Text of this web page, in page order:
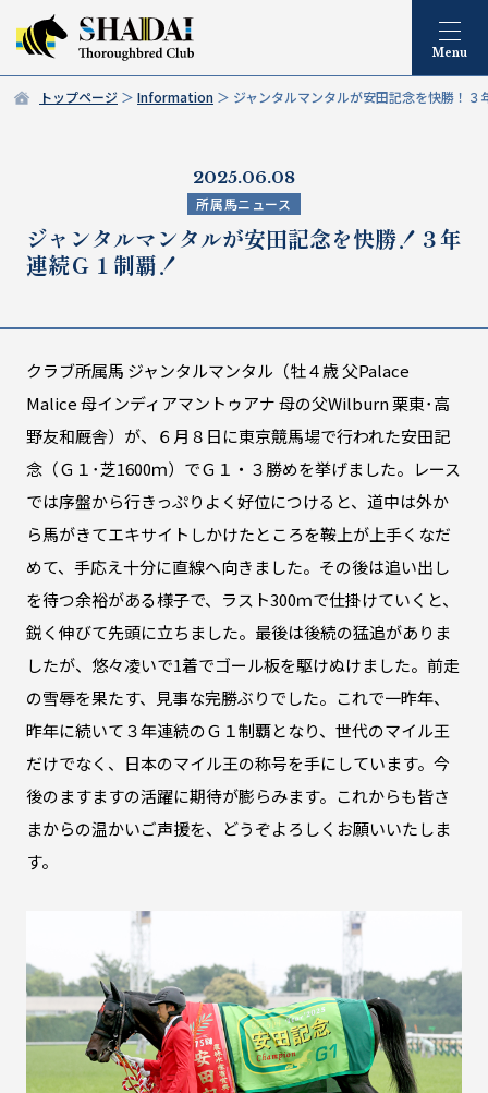
トップページ Information ジャンタルマンタルが安田記念を快勝！３
2025.06.08
所属馬ニュース
ジャンタルマンタルが安田記念を快勝！３年
連続Ｇ１制覇！
クラブ所属馬 ジャンタルマンタル（牡４歳 父Palace
Malice 母インディアマントゥアナ 母の父Wilburn 栗東･高
野友和厩舎）が、６月８日に東京競馬場で行われた安田記
念（Ｇ１･芝1600ｍ）でＧ１・３勝めを挙げました。レース
では序盤から行きっぷりよく好位につけると、道中は外か
ら馬がきてエキサイトしかけたところを鞍上が上手くなだ
めて、手応え十分に直線へ向きました。その後は追い出し
を待つ余裕がある様子で、ラスト300ｍで仕掛けていくと、
鋭く伸びて先頭に立ちました。最後は後続の猛追がありま
したが、悠々凌いで1着でゴール板を駆けぬけました。前走
の雪辱を果たす、見事な完勝ぶりでした。これで一昨年、
昨年に続いて３年連続のＧ１制覇となり、世代のマイル王
だけでなく、日本のマイル王の称号を手にしています。今
後のますますの活躍に期待が膨らみます。これからも皆さ
まからの温かいご声援を、どうぞよろしくお願いいたしま
す。